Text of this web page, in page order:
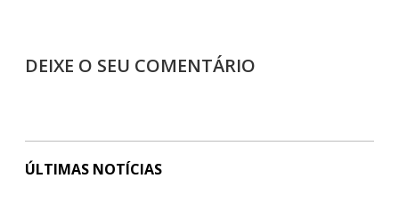
DEIXE O SEU COMENTÁRIO
ÚLTIMAS NOTÍCIAS